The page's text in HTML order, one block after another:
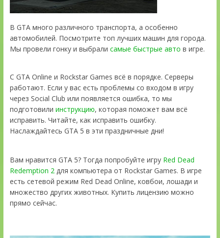
В GTA много различного транспорта, а особенно
автомобилей. Посмотрите топ лучших машин для города.
Мы провели гонку и выбрали самые быстрые авто в игре.
С GTA Online и Rockstar Games всё в порядке. Серверы
работают. Если у вас есть проблемы со входом в игру
через Social Club или появляется ошибка, то мы
подготовили инструкцию, которая поможет вам всё
исправить. Читайте, как исправить ошибку.
Наслаждайтесь GTA 5 в эти праздничные дни!
Вам нравится GTA 5? Тогда попробуйте игру Red Dead
Redemption 2для компьютера от Rockstar Games. В игре
есть сетевой режим Red Dead Online, ковбои, лошади и
множество других животных. Купить лицензию можно
прямо сейчас.